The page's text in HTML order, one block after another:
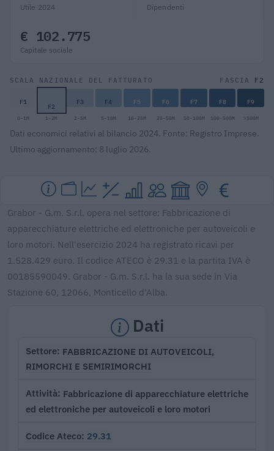
Utile 2024 Dipendenti
€ 102.775
Capitale sociale
SCALA NAZIONALE DEL FATTURATO FASCIA F2
F1 F2 F3 F4 F5 F6 F7 F8 F9
0-1M 1-2M 2-5M 5-10M 10-25M 25-50M 50-100M 100-500M >500M
Dati economici relativi al bilancio 2024. Fonte: Registro Imprese.
Ultimo aggiornamento: 8 luglio 2026.
Grabor - G.m. S.r.l. opera nel settore: Fabbricazione di
apparecchiature elettriche ed elettroniche per autoveicoli e
loro motori. Nell'esercizio 2024 ha registrato ricavi per
1.528.429 euro. Il codice ATECO è 29.31 e la partita IVA è
00185590049. Grabor - G.m. S.r.l. ha la sua sede in Via
Stazione 60, 12066, Monticello d'Alba.
Dati
Settore FABBRICAZIONE DI AUTOVEICOLI,
RIMORCHI E SEMIRIMORCHI
Attività Fabbricazione di apparecchiature elettriche
ed elettroniche per autoveicoli e loro motori
Codice Ateco 29.31